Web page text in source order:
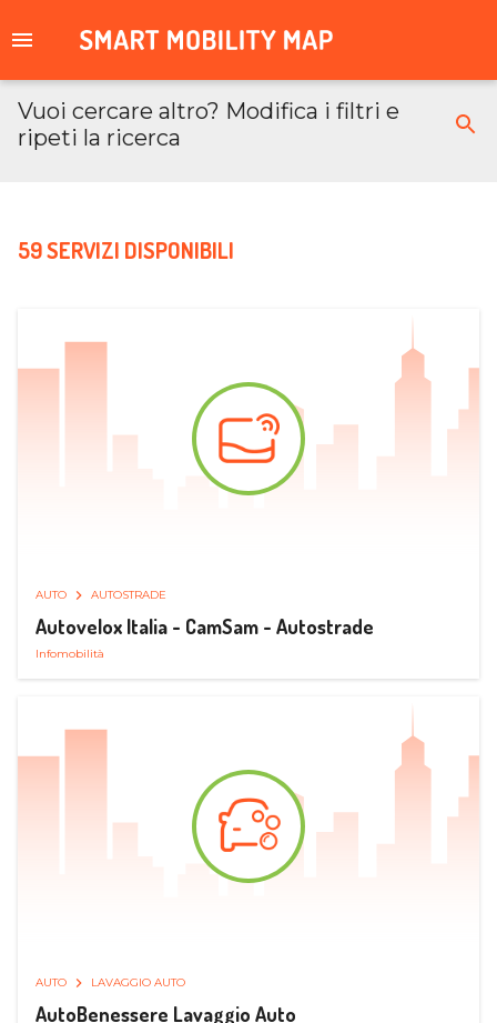
Vuoi cercare altro? Modifica i filtri e
ripeti la ricerca
59 SERVIZI DISPONIBILI
AUTO AUTOSTRADE
Autovelox Italia - CamSam - Autostrade
Infomobilità
AUTO LAVAGGIO AUTO
AutoBenessere Lavaggio Auto